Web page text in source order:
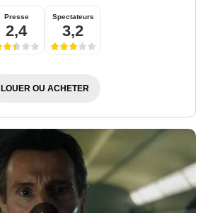
Presse
2,4
Spectateurs
3,2
LOUER OU ACHETER